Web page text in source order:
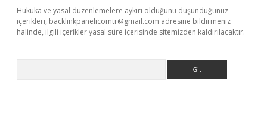
Hukuka ve yasal düzenlemelere aykırı olduğunu düşündüğünüz
içerikleri, backlinkpanelicomtr@gmail.com adresine bildirmeniz
halinde, ilgili içerikler yasal süre içerisinde sitemizden kaldırılacaktır.